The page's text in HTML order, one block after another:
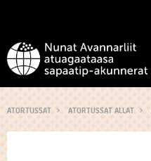
ATORTUSSAT ATORTUSSAT ALLAT